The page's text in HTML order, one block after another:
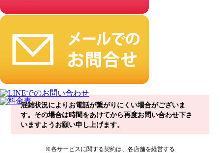
混雑状況によりお電話が繋がりにくい場合がございま
す。その場合は時間をあけてから再度お問い合わせ下さ
いますようお願い申し上げます。
※各サービスに関する契約は、各店舗を経営する